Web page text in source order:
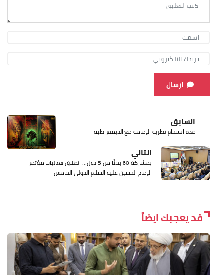
ارسال
السابق
عدم انسجام نظرية الإمامة مع الديمقراطية
التالي
بمشاركة 80 بحثًا من 5 دول… انطلاق فعاليات مؤتمر
الإمام الحسين عليه السلام الدولي الخامس
قد يعجبك ايضاً